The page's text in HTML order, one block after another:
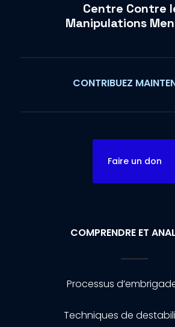
Centre Contre
Manipulations
CONTRIBUEZ
Faire un don
COMPRENDRE ET
Processus
Techniques de